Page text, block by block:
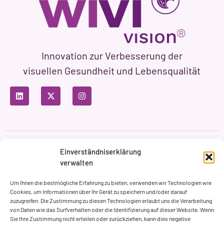
Einverständniserklärung
verwalten
Um Ihnen die bestmögliche Erfahrung zu bieten, verwenden wir Technologien wie
Cookies, um Informationen über Ihr Gerät zu speichern und/oder darauf
zuzugreifen. Die Zustimmung zu diesen Technologien erlaubt uns die Verarbeitung
von Daten wie das Surfverhalten oder die Identifizierung auf dieser Website. Wenn
Sie Ihre Zustimmung nicht erteilen oder zurückziehen, kann dies negative
Innovation zur Verbesserung der
visuellen Gesundheit und Lebensqualität
Datenschutzbestimmungen
Nutzungsbedingungen
Cookie-Richtlinie